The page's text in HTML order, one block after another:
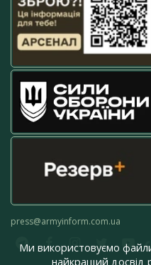
press@armyinform.com.ua
Ми використовуємо
найкращий досвід